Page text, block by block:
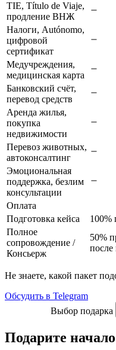
TIE, Título de Viaje,
продление ВНЖ
Налоги, Autónomo,
цифровой
сертификат
Медучреждения,
медицинская карта
Банковский счёт,
перевод средств
Аренда жилья,
покупка
недвижимости
Перевоз животных,
автоконсалтинг
Эмоциональная
поддержка, безлим
консультации
Оплата
Подготовка кейса
100%
Полное
сопровождение /
Консьерж
50%
Не знаете, какой пакет
Обсудить в Telegram
Выбор подарка
Подарите